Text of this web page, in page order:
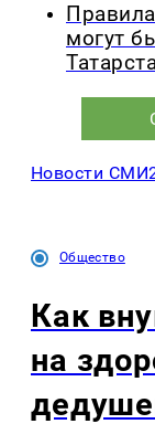
могут
Новости
Общество
Как
на